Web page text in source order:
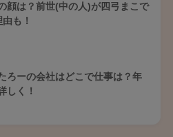
顔は？前世(中の人)が四弓まこで
も！
ろーの会社はどこで仕事は？年
しく！